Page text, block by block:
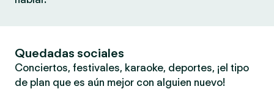
Quedadas sociales
Conciertos, festivales, karaoke, deportes, ¡el tipo
de plan que es aún mejor con alguien nuevo!